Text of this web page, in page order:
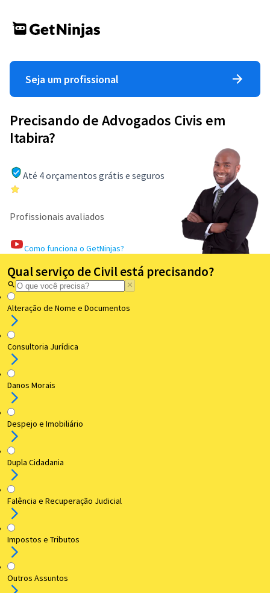
Seja um profissional
Precisando de Advogados Civis em
Itabira?
Até 4 orçamentos grátis e seguros
Profissionais avaliados
Como funciona o GetNinjas?
Qual serviço de Civil está precisando?
Alteração de Nome e Documentos
Consultoria Jurídica
Danos Morais
Despejo e Imobiliário
Dupla Cidadania
Falência e Recuperação Judicial
Impostos e Tributos
Outros Assuntos